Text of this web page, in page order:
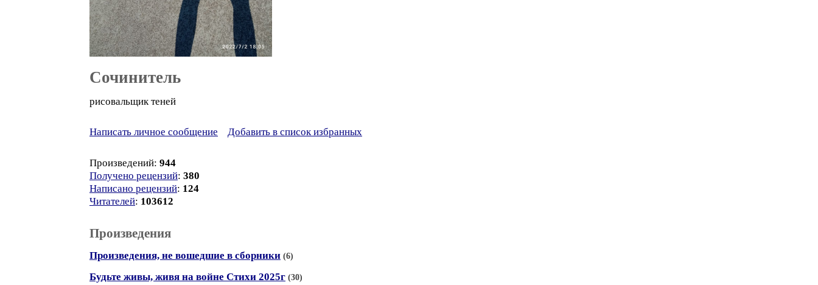
Сочинитель
рисовальщик теней
Написать личное сообщение Добавить в список избранных
Произведений: 944
Получено рецензий: 380
Написано рецензий: 124
Читателей: 103612
Произведения
Произведения, не вошедшие в сборники (6)
Будьте живы, живя на войне Стихи 2025г (30)